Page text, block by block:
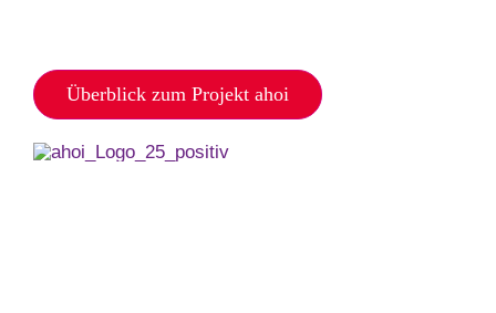
Überblick zum Projekt ahoi